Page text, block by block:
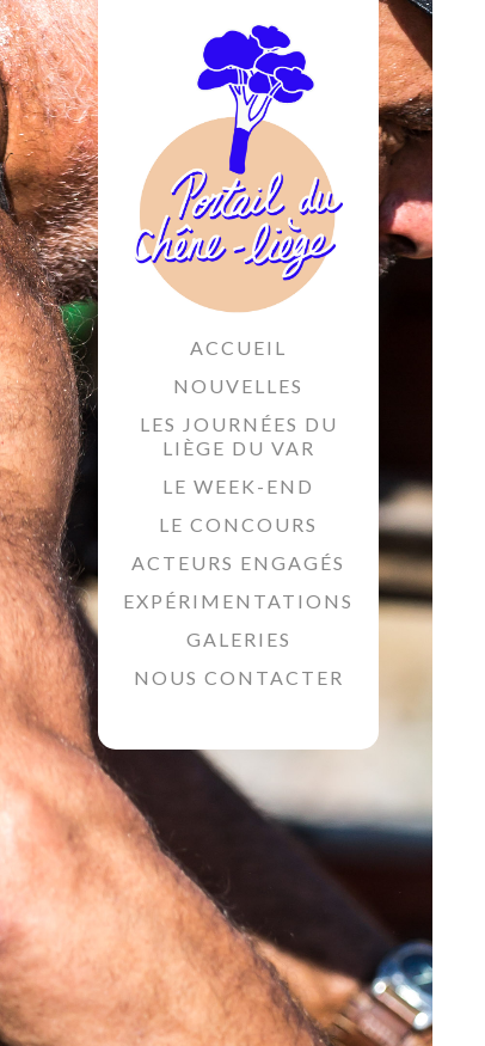
ACCUEIL
NOUVELLES
LES JOURNÉES DU
LIÈGE DU VAR
LE WEEK-END
LE CONCOURS
ACTEURS ENGAGÉS
EXPÉRIMENTATIONS
GALERIES
NOUS CONTACTER